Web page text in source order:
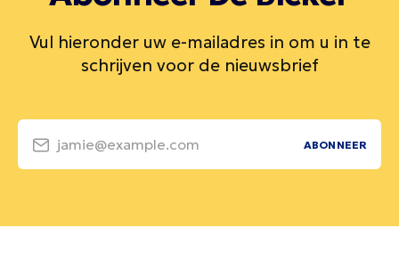
Vul hieronder uw e-mailadres in om u in te
schrijven voor de nieuwsbrief
jamie@example.com ABONNEER